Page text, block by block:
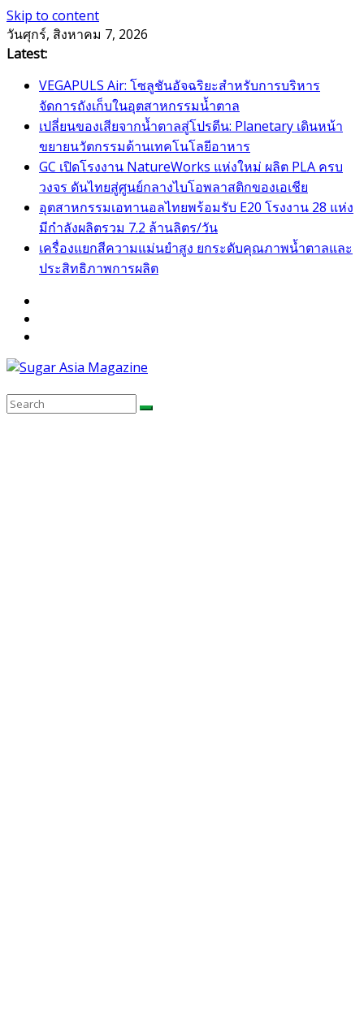
Skip to content
วันศุกร์, สิงหาคม 7, 2026
Latest:
VEGAPULS Air: โซลูชันอัจฉริยะสำหรับการบริหาร
จัดการถังเก็บในอุตสาหกรรมน้ำตาล
เปลี่ยนของเสียจากน้ำตาลสู่โปรตีน: Planetary เดินหน้า
ขยายนวัตกรรมด้านเทคโนโลยีอาหาร
GC เปิดโรงงาน NatureWorks แห่งใหม่ ผลิต PLA ครบ
วงจร ดันไทยสู่ศูนย์กลางไบโอพลาสติกของเอเชีย
อุตสาหกรรมเอทานอลไทยพร้อมรับ E20 โรงงาน 28 แห่ง
มีกำลังผลิตรวม 7.2 ล้านลิตร/วัน
เครื่องแยกสีความแม่นยำสูง ยกระดับคุณภาพน้ำตาลและ
ประสิทธิภาพการผลิต